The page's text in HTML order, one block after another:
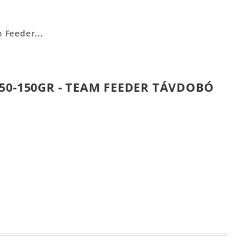
Feeder...
150GR - TEAM FEEDER TÁVDOBÓ